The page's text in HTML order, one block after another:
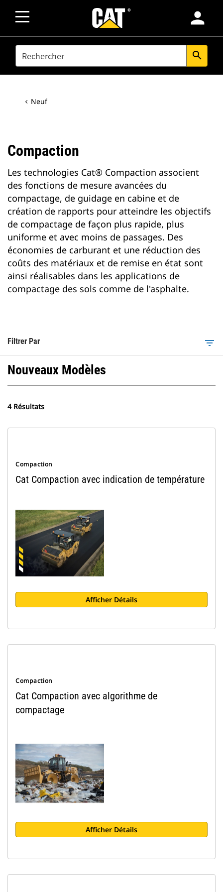
person
SEARCH search
Neuf
Compaction
Les technologies Cat® Compaction associent
des fonctions de mesure avancées du
compactage, de guidage en cabine et de
création de rapports pour atteindre les objectifs
de compactage de façon plus rapide, plus
uniforme et avec moins de passages. Des
économies de carburant et une réduction des
coûts des matériaux et de remise en état sont
ainsi réalisables dans les applications de
compactage des sols comme de l'asphalte.
Filtrer Par filter_list
Nouveaux Modèles
4 Résultats
Compaction
Cat Compaction avec indication de température
Afficher Détails
Compaction
Cat Compaction avec algorithme de
compactage
Afficher Détails